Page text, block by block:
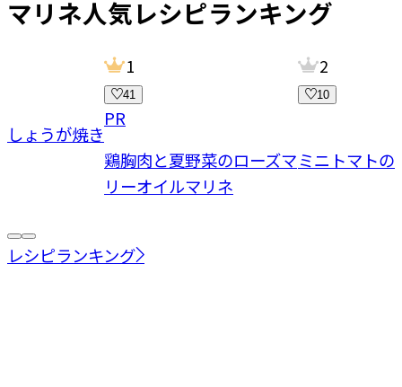
マリネ人気レシピランキング
しょうが焼き
1
41
PR
鶏胸肉と夏野菜のローズマ
リーオイルマリネ
2
10
ミニトマトの
レシピランキング